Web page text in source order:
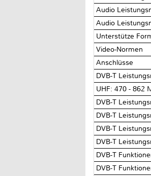
Audio
Audio
Unterstütze
Video-Normen
Anschlüsse
DVB-T
UHF: 470 - 862
DVB-T
DVB-T
DVB-T
DVB-T
DVB-T
DVB-T